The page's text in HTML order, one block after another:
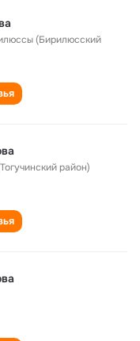
(Бирилюсский
район)